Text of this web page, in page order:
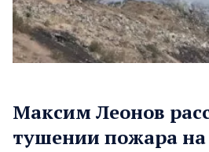
Максим Леонов
тушении пожара